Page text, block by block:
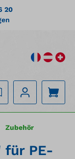
20
Zubehör
für PE-